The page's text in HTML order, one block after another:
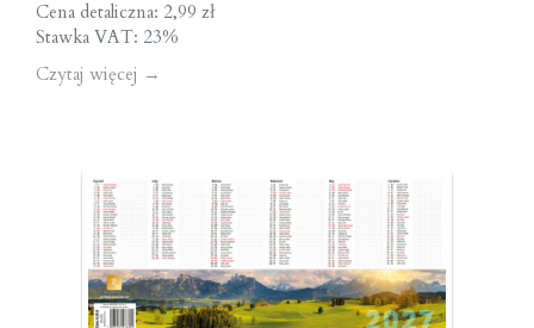
Cena detaliczna: 2,99 zł
Stawka VAT: 23%
Czytaj więcej →